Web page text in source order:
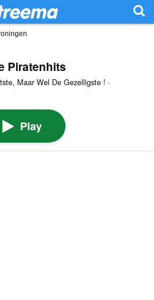
Piratenhits
Maar Wel De Gezelligste ! ·
Play